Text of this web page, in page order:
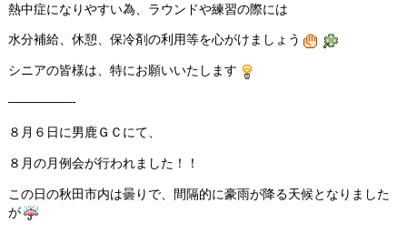
熱中症になりやすい為、ラウンドや練習の際には
水分補給、休憩、保冷剤の利用等を心がけましょう
シニアの皆様は、特にお願いいたします
—————-
８月６日に男鹿ＧＣにて、
８月の月例会が行われました！！
この日の秋田市内は曇りで、間隔的に豪雨が降る天候となりました
が